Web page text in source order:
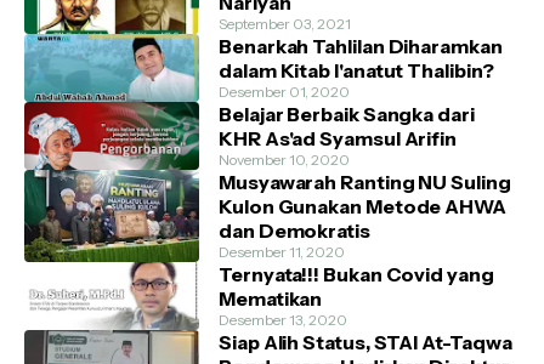
September 03, 2021
Benarkah Tahlilan Diharamkan
dalam Kitab I'anatut Thalibin?
Desember 01, 2020
Belajar Berbaik Sangka dari
KHR As'ad Syamsul Arifin
November 10, 2020
Musyawarah Ranting NU Suling
Kulon Gunakan Metode AHWA
dan Demokratis
Desember 11, 2020
Ternyata!!! Bukan Covid yang
Mematikan
Desember 13, 2020
Siap Alih Status, STAI At-Taqwa